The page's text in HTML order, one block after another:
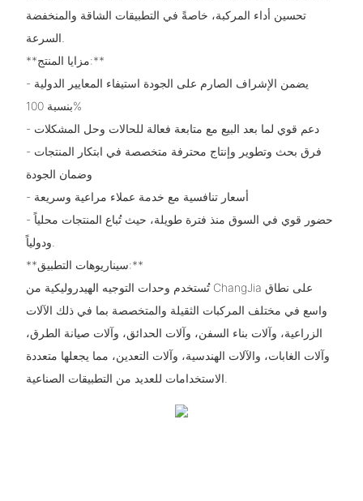
تحسين أداء المركبة، خاصةً في التطبيقات الشاقة والمنخفضة
**مزايا المنتج:**
- يضمن الإشراف الصارم على الجودة استيفاء المعايير الدولية
بنسبة 100%
- دعم قوي لما بعد البيع مع متابعة فعالة للحالات وحل المشكلات
- فرق بحث وتطوير وإنتاج محترفة متخصصة في ابتكار المنتجات
وضمان الجودة
- أسعار تنافسية مع خدمة عملاء مراعية وسريعة
- حضور قوي في السوق منذ فترة طويلة، حيث تُباع المنتجات محلياً
**سيناريوهات التطبيق:**
تُستخدم وحدات التوجيه الهيدروليكية من ChangJia على نطاق
واسع في مختلف المركبات الثقيلة والمتخصصة بما في ذلك الآلات
الزراعية، وآلات بناء السفن، وآلات الحدائق، وآلات صيانة الطرق،
وآلات الغابات، والآلات الهندسية، وآلات التعدين، مما يجعلها متعددة